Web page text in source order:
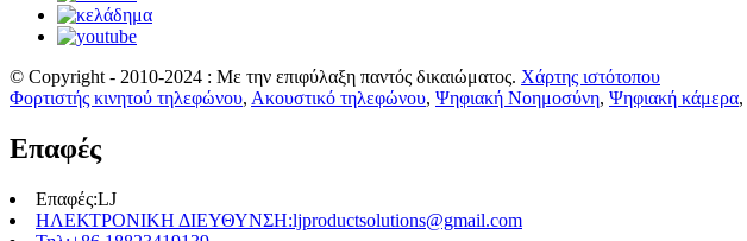
© Copyright - 2010-2024 : Με την επιφύλαξη παντός δικαιώματος. Χάρτης ιστότοπου
Φορτιστής κινητού τηλεφώνου, Ακουστικό τηλεφώνου, Ψηφιακή Νοημοσύνη, Ψηφιακή κάμερα,
Επαφές
Επαφές:LJ
ΗΛΕΚΤΡΟΝΙΚΗ ΔΙΕΥΘΥΝΣΗ:ljproductsolutions@gmail.com